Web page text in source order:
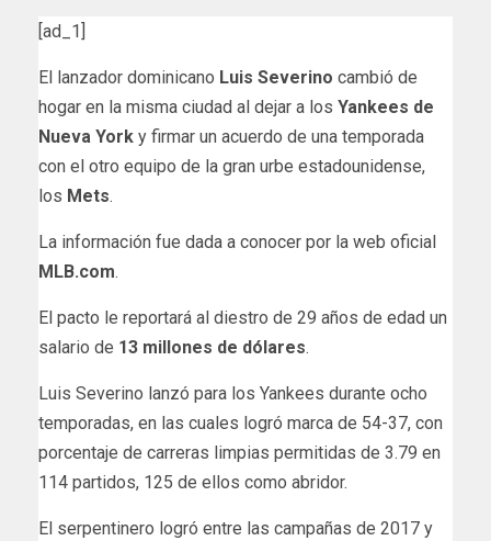
[ad_1]
El lanzador dominicano Luis Severino cambió de
hogar en la misma ciudad al dejar a los Yankees de
Nueva York y firmar un acuerdo de una temporada
con el otro equipo de la gran urbe estadounidense,
los Mets.
La información fue dada a conocer por la web oficial
MLB.com.
El pacto le reportará al diestro de 29 años de edad un
salario de 13 millones de dólares.
Luis Severino lanzó para los Yankees durante ocho
temporadas, en las cuales logró marca de 54-37, con
porcentaje de carreras limpias permitidas de 3.79 en
114 partidos, 125 de ellos como abridor.
El serpentinero logró entre las campañas de 2017 y